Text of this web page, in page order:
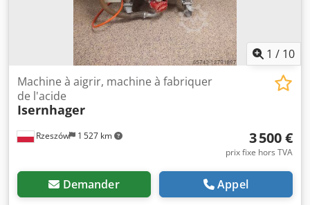
1 / 10
Rzeszów 1 527 km
Machine à aigrir, machine à fabriquer
de l'acide
Isernhager
3 500 €
prix fixe hors TVA
Demander Appel